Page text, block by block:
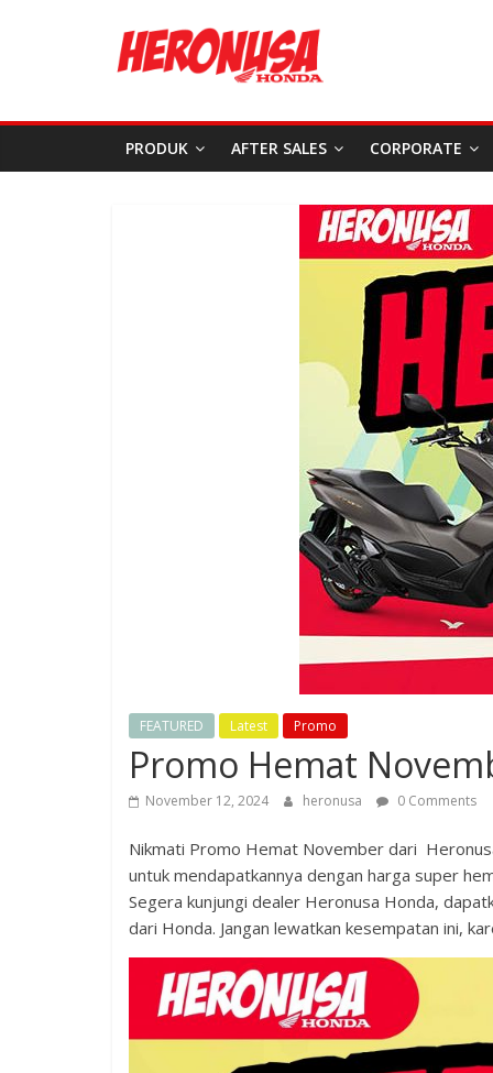
PRODUK AFTER SALES CORPORATE
FEATURED Latest Promo
Promo Hemat
November 12, 2024 heronusa 0 Comments
Nikmati Promo Hemat November dari
untuk mendapatkannya dengan harga super
Segera kunjungi dealer Heronusa Honda,
dari Honda. Jangan lewatkan kesempatan ini,